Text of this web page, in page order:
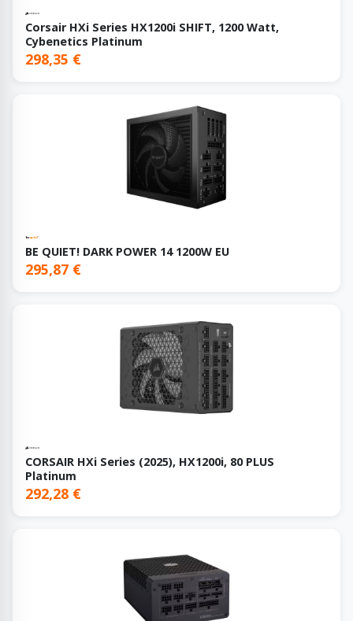
Corsair HXi Series HX1200i SHIFT, 1200 Watt,
Cybenetics Platinum
298,35 €
BE QUIET! DARK POWER 14 1200W EU
295,87 €
CORSAIR HXi Series (2025), HX1200i, 80 PLUS
Platinum
292,28 €